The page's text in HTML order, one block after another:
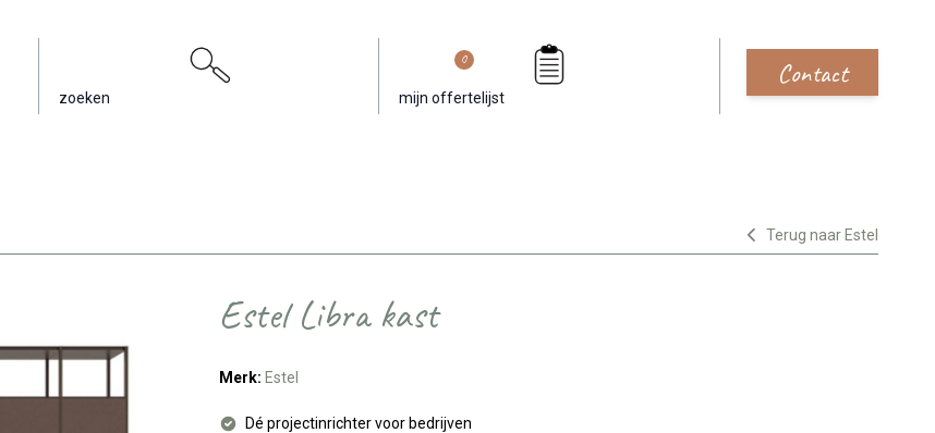
zoeken mijn offertelijst
0 Contact
Terug naar Estel
Estel Libra kast
Merk: Estel
Dé projectinrichter voor bedrijven